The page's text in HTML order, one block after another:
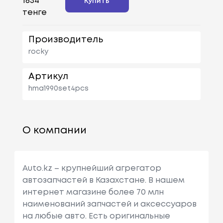
тенге
Производитель
rocky
Артикул
hma1990set4pcs
О компании
Auto.kz – крупнейший агрегатор
автозапчастей в Казахстане. В нашем
интернет магазине более 70 млн
наименований запчастей и аксессуаров
на любые авто. Есть оригинальные